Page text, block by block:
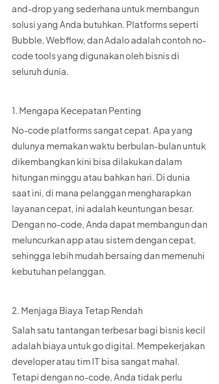
and-drop yang sederhana untuk membangun
solusi yang Anda butuhkan. Platforms seperti
Bubble, Webflow, dan Adalo adalah contoh no-
code tools yang digunakan oleh bisnis di
seluruh dunia.
1. Mengapa Kecepatan Penting
No-code platforms sangat cepat. Apa yang
dulunya memakan waktu berbulan-bulan untuk
dikembangkan kini bisa dilakukan dalam
hitungan minggu atau bahkan hari. Di dunia
saat ini, di mana pelanggan mengharapkan
layanan cepat, ini adalah keuntungan besar.
Dengan no-code, Anda dapat membangun dan
meluncurkan app atau sistem dengan cepat,
sehingga lebih mudah bersaing dan memenuhi
kebutuhan pelanggan.
2. Menjaga Biaya Tetap Rendah
Salah satu tantangan terbesar bagi bisnis kecil
adalah biaya untuk go digital. Mempekerjakan
developer atau tim IT bisa sangat mahal.
Tetapi dengan no-code, Anda tidak perlu